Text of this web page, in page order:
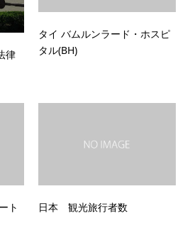
律
タイ バムルンラード・ホスピ
タル(BH)
ト
日本 観光旅行者数